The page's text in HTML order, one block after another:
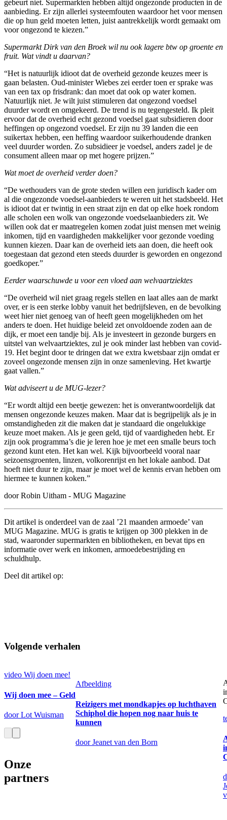
gebeurt niet. Supermarkten hebben altijd ongezonde producten in de
aanbieding. Er zijn allerlei systeemfouten waardoor het voor mensen
die op hun geld moeten letten, juist aantrekkelijk wordt gemaakt om
voor ongezond te kiezen.”
Supermarkt Dirk van den Broek wil nu ook lagere btw op groente en
fruit. Wat vindt u daarvan?
“Het is natuurlijk idioot dat de overheid gezonde keuzes meer is
gaan belasten. Oud-minister Wiebes zei eerder toen er sprake was
van een tax op frisdrank: dan moet dat ook op water komen.
Natuurlijk niet. Je wilt juist stimuleren dat ongezond voedsel
duurder wordt en omgekeerd. De trend is nu tegengesteld. Ik pleit
ervoor dat de overheid echt gezond voedsel gaat subsidieren door
heffingen op ongezond voedsel. Er zijn nu 39 landen die een
suikertax hebben, een heffing waardoor suikerhoudende dranken
veel duurder worden. Zo subsidieer je voedsel, anders zadel je de
consument alleen maar op met hogere prijzen.”
Wat moet de overheid verder doen?
“De wethouders van de grote steden willen een juridisch kader om
al die ongezonde voedsel-aanbieders te weren uit het stadsbeeld. Het
is idioot dat er twintig in een straat zijn en dat op elke hoek rondom
alle scholen een wolk van ongezonde voedselaanbieders zit. We
willen ook dat er maatregelen komen zodat juist mensen met weinig
inkomen, tijd en vaardigheden makkelijker voor gezonde voeding
kunnen kiezen. Daar kan de overheid iets aan doen, die heeft ook
toegestaan dat gezond eten steeds duurder is geworden en ongezond
goedkoper.”
Eerder waarschuwde u voor een vloed aan welvaartziektes
“De overheid wil niet graag regels stellen en laat alles aan de markt
over, er is een sterke lobby vanuit het bedrijfsleven, en de bevolking
weet hier niet genoeg van of heeft geen mogelijkheden om het
anders te doen. Het huidige beleid zet onvoldoende zoden aan de
dijk, er moet een tandje bij. Als je investeert in gezonde burgers en
uitstel van welvaartziektes, zul je ook minder last hebben van covid-
19. Het begint door te dringen dat we extra kwetsbaar zijn omdat er
zoveel ongezonde mensen zijn in onze samenleving. Het kwartje
gaat vallen.”
Wat adviseert u de MUG-lezer?
“Er wordt altijd een beetje gewezen: het is onverantwoordelijk dat
mensen ongezonde keuzes maken. Maar dat is begrijpelijk als je in
omstandigheden zit die maken dat je standaard die ongelukkige
keuze moet maken. Als je geen geld, tijd of vaardigheden hebt. Er
zijn ook programma’s die je leren hoe je met een smalle beurs toch
gezond kunt eten. Het kan wel. Kijk bijvoorbeeld vooral naar
seizoensgroenten, linzen, volkorenrijst en het lokale aanbod. Dat
hoeft niet duur te zijn, maar je moet wel de kennis ervan hebben om
hiermee te kunnen koken.”
door Robin Uitham - MUG Magazine
Dit artikel is onderdeel van de zaal ’21 maanden armoede’ van
MUG Magazine. MUG is gratis te krijgen op 300 plekken in de
stad, waaronder supermarkten en bibliotheken, en bevat tips en
informatie over werk en inkomen, armoedebestrijding en
schuldhulp.
Deel dit artikel op:
Volgende verhalen
video Wij doen mee!
Wij doen mee – Geld
door Lot Wuisman
Afbeelding
Reizigers met mondkapjes op luchthaven
Schiphol die hopen nog naar huis te
kunnen
door Jeanet van den Born
Onze
partners